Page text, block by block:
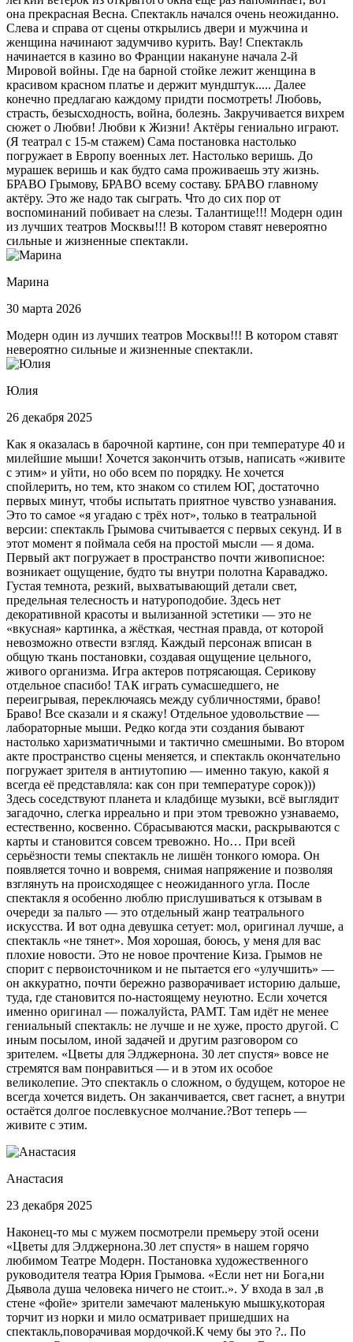
она прекрасная Весна. Спектакль начался очень неожиданно.
Слева и справа от сцены открылись двери и мужчина и
женщина начинают задумчиво курить. Вау! Спектакль
начинается в казино во Франции накануне начала 2-й
Мировой войны. Где на барной стойке лежит женщина в
красивом красном платье и держит мундштук..... Далее
конечно предлагаю каждому придти посмотреть! Любовь,
страсть, безысходность, война, болезнь. Закручивается вихрем
сюжет о Любви! Любви к Жизни! Актёры гениально играют.
(Я театрал с 15-м стажем) Сама постановка настолько
погружает в Европу военных лет. Настолько веришь. До
мурашек веришь и как будто сама проживаешь эту жизнь.
БРАВО Грымову, БРАВО всему составу. БРАВО главному
актёру. Это же надо так сыграть. Что до сих пор от
воспоминаний побивает на слезы. Талантище!!! Модерн один
из лучших театров Москвы!!! В котором ставят невероятно
сильные и жизненные спектакли.
Марина
30 марта 2026
Модерн один из лучших театров Москвы!!! В котором ставят
невероятно сильные и жизненные спектакли.
Юлия
26 декабря 2025
Как я оказалась в барочной картине, сон при температуре 40 и
милейшие мыши! Хочется закончить отзыв, написать «живите
с этим» и уйти, но обо всем по порядку. Не хочется
спойлерить, но тем, кто знаком со стилем ЮГ, достаточно
первых минут, чтобы испытать приятное чувство узнавания.
Это то самое «я угадаю с трёх нот», только в театральной
версии: спектакль Грымова считывается с первых секунд. И в
этот момент я поймала себя на простой мысли — я дома.
Первый акт погружает в пространство почти живописное:
возникает ощущение, будто ты внутри полотна Караваджо.
Густая темнота, резкий, выхватывающий детали свет,
предельная телесность и натуроподобие. Здесь нет
декоративной красоты и вылизанной эстетики — это не
«вкусная» картинка, а жёсткая, честная правда, от которой
невозможно отвести взгляд. Каждый персонаж вписан в
общую ткань постановки, создавая ощущение цельного,
живого организма. Игра актеров потрясающая. Серикову
отдельное спасибо! ТАК играть сумасшедшего, не
переигрывая, переключаясь между субличностями, браво!
Браво! Все сказали и я скажу! Отдельное удовольствие —
лабораторные мыши. Редко когда эти создания бывают
настолько харизматичными и тактично смешными. Во втором
акте пространство сцены меняется, и спектакль окончательно
погружает зрителя в антиутопию — именно такую, какой я
всегда её представляла: как сон при температуре сорок)))
Здесь соседствуют планета и кладбище музыки, всё выглядит
загадочно, слегка ирреально и при этом тревожно узнаваемо,
естественно, косвенно. Сбрасываются маски, раскрываются с
карты и становится совсем тревожно. Но… При всей
серьёзности темы спектакль не лишён тонкого юмора. Он
появляется точно и вовремя, снимая напряжение и позволяя
взглянуть на происходящее с неожиданного угла. После
спектакля я особенно люблю прислушиваться к отзывам в
очереди за пальто — это отдельный жанр театрального
искусства. И вот одна девушка сетует: мол, оригинал лучше, а
спектакль «не тянет». Моя хорошая, боюсь, у меня для вас
плохие новости. Это не новое прочтение Киза. Грымов не
спорит с первоисточником и не пытается его «улучшить» —
он аккуратно, почти бережно разворачивает историю дальше,
туда, где становится по-настоящему неуютно. Если хочется
именно оригинал — пожалуйста, РАМТ. Там идёт не менее
гениальный спектакль: не лучше и не хуже, просто другой. С
иным посылом, иной задачей и другим разговором со
зрителем. «Цветы для Элджернона. 30 лет спустя» вовсе не
стремятся вам понравиться — и в этом их особое
великолепие. Это спектакль о сложном, о будущем, которое не
всегда хочется видеть. Он заканчивается, свет гаснет, а внутри
остаётся долгое послевкусное молчание.?Вот теперь —
живите с этим.
Анастасия
23 декабря 2025
Наконец-то мы с мужем посмотрели премьеру этой осени
«Цветы для Элджернона.30 лет спустя» в нашем горячо
любимом Театре Модерн. Постановка художественного
руководителя театра Юрия Грымова. «Если нет ни Бога,ни
Дьявола душа человека ничего не стоит..». У входа в зал ,в
стене «фойе» зрители замечают маленькую мышку,которая
торчит из норки и мило осматривает пришедших на
спектакль,поворачивая мордочкой.К чему бы это ?.. По